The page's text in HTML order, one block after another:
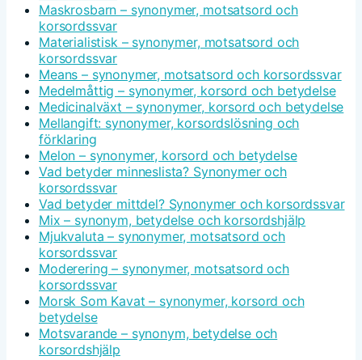
Maskrosbarn – synonymer, motsatsord och
korsordssvar
Materialistisk – synonymer, motsatsord och
korsordssvar
Means – synonymer, motsatsord och korsordssvar
Medelmåttig – synonymer, korsord och betydelse
Medicinalväxt – synonymer, korsord och betydelse
Mellangift: synonymer, korsordslösning och
förklaring
Melon – synonymer, korsord och betydelse
Vad betyder minneslista? Synonymer och
korsordssvar
Vad betyder mittdel? Synonymer och korsordssvar
Mix – synonym, betydelse och korsordshjälp
Mjukvaluta – synonymer, motsatsord och
korsordssvar
Moderering – synonymer, motsatsord och
korsordssvar
Morsk Som Kavat – synonymer, korsord och
betydelse
Motsvarande – synonym, betydelse och
korsordshjälp